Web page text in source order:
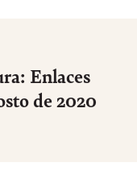
Enlaces
de 2020